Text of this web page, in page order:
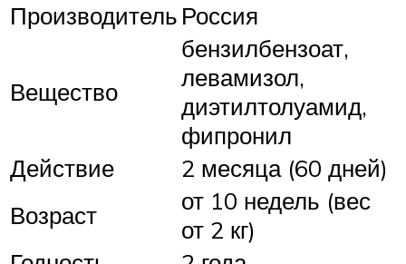
Производитель Россия
Вещество
бензилбензоат,
левамизол,
диэтилтолуамид,
фипронил
Действие
2 месяца (60 дней)
Возраст
от 10 недель (вес
от 2 кг)